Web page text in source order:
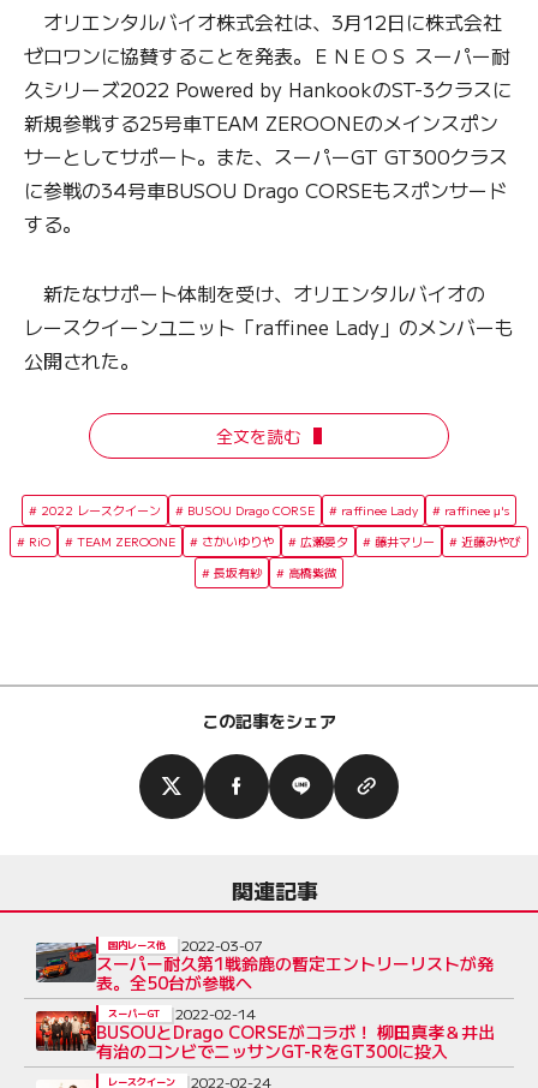
オリエンタルバイオ株式会社は、3月12日に株式会社
ゼロワンに協賛することを発表。ＥＮＥＯＳ スーパー耐
久シリーズ2022 Powered by HankookのST-3クラスに
新規参戦する25号車TEAM ZEROONEのメインスポン
サーとしてサポート。また、スーパーGT GT300クラス
に参戦の34号車BUSOU Drago CORSEもスポンサード
する。
新たなサポート体制を受け、オリエンタルバイオの
レースクイーンユニット「raffinee Lady」のメンバーも
公開された。
全文を読む
2022 レースクイーン BUSOU Drago CORSE raffinee Lady
raffinee μ's
RiO
TEAM ZEROONE さかいゆりや 広瀬晏夕 藤井マリー
近藤みやび
長坂有紗
高橋紫微
この記事をシェア
関連記事
スーパー耐久第1戦鈴鹿の暫定エントリーリストが発
表。全50台が参戦へ
国内レース他 2022-03-07
BUSOUとDrago CORSEがコラボ！ 柳田真孝＆井出
有治のコンビでニッサンGT-RをGT300に投入
スーパーGT 2022-02-14
レースクイーン 2022-02-24